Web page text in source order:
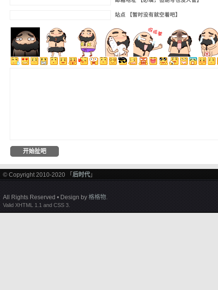
站点 【暂时没有就空着吧】
© Copyright 2010-2020 「 后时代 」
All Rights Reserved • Design by 格格物.
Valid XHTML 1.1 and CSS 3.